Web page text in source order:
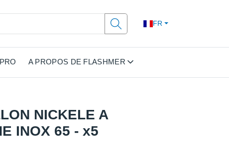
FR
A PROPOS DE FLASHMER
NICKELE A
INOX 65 - x5